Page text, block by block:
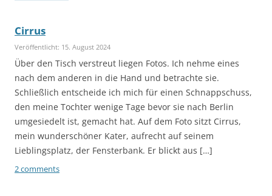
Cirrus
Veröffentlicht: 15. August 2024
Über den Tisch verstreut liegen Fotos. Ich nehme eines
nach dem anderen in die Hand und betrachte sie.
Schließlich entscheide ich mich für einen Schnappschuss,
den meine Tochter wenige Tage bevor sie nach Berlin
umgesiedelt ist, gemacht hat. Auf dem Foto sitzt Cirrus,
mein wunderschöner Kater, aufrecht auf seinem
Lieblingsplatz, der Fensterbank. Er blickt aus […]
2 comments